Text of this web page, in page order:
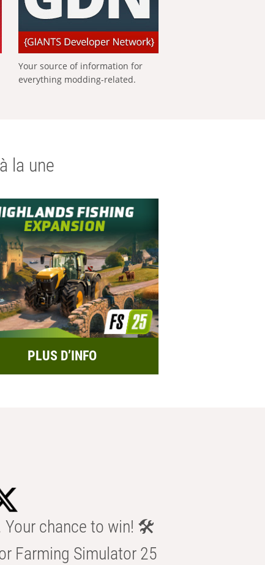
Your source of information for
everything modding-related.
la une
PLUS D’INFO
Your chance to win! 🛠️
Farming Simulator 25